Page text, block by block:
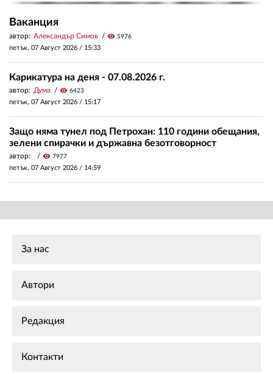
Ваканция
автор: Александър Симов visibility 5976
петък, 07 Август 2026 / 15:33
Карикатура на деня - 07.08.2026 г.
автор: Дума visibility 6423
петък, 07 Август 2026 / 15:17
Защо няма тунел под Петрохан: 110 години обещания,
зелени спирачки и държавна безотговорност
автор: visibility 7977
петък, 07 Август 2026 / 14:59
За нас
Автори
Редакция
Контакти